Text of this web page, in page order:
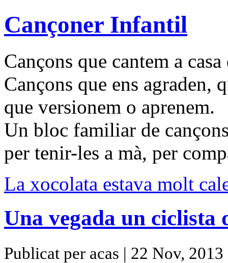
Cançoner Infantil
Cançons que cantem a
Cançons que ens agraden,
que versionem o aprenem.
Un bloc familiar de
per tenir-les a mà, per
La xocolata estava molt
Una vegada un ciclista
Publicat per acas | 22 Nov, 2013